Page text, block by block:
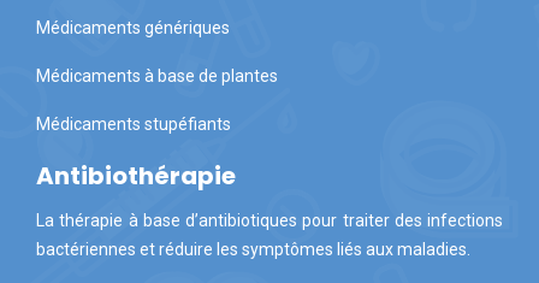
Médicaments génériques
Médicaments à base de plantes
Médicaments stupéfiants
Antibiothérapie
La thérapie à base d’antibiotiques pour traiter des infections
bactériennes et réduire les symptômes liés aux maladies.